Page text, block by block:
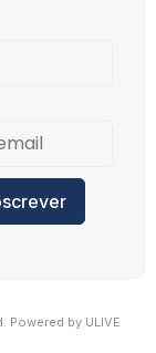
Powered by ULIVE